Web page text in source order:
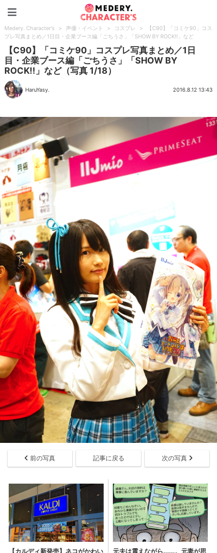
Medery. Character's > 声優・イベント > コスプレ >
【C90】「コミケ90」コス
プレ写真まとめ／1日目・企業ブース編「ごちうさ」「SHOW BY ROCK!!」など
【C90】「コミケ90」コスプレ写真まとめ／1日
目・企業ブース編「ごちうさ」「SHOW BY
ROCK!!」など（写真 1/18）
HaruYasy. 2016.8.12 13:43
前の写真 記事に戻る 次の写真